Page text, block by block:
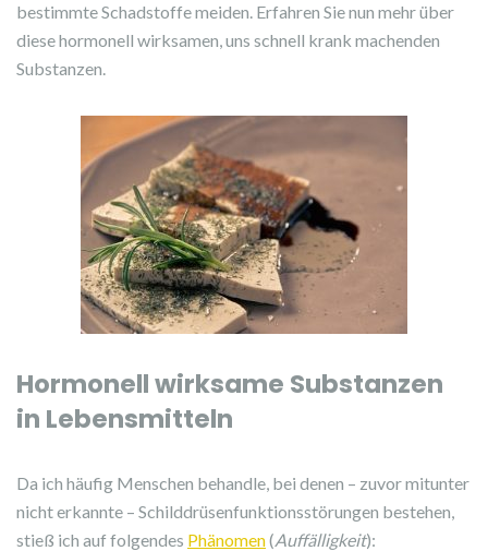
bestimmte Schadstoffe meiden. Erfahren Sie nun mehr über
diese hormonell wirksamen, uns schnell krank machenden
Substanzen.
Hormonell wirksame Substanzen
in Lebensmitteln
Da ich häufig Menschen behandle, bei denen – zuvor mitunter
nicht erkannte – Schilddrüsenfunktionsstörungen bestehen,
stieß ich auf folgendes Phänomen(Auffälligkeit):